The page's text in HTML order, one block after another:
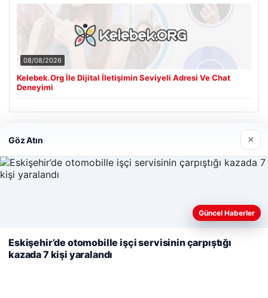
08/08/2026
Kelebek.Org İle Dijital İletişimin Seviyeli Adresi Ve Chat
Deneyimi
Son Eklenen Firmalar
Cengiz Sigorta
06/23/2026
Web sitemizi nasıl kullandığınızı daha iyi anlayabilmek,
kullanıyoruz.
Çerez Politikamız
Reddet Kabul Et
Göz Atın ×
Güncel Haberler
Eskişehir’de otomobille işçi servisinin çarpıştığı
kazada 7 kişi yaralandı